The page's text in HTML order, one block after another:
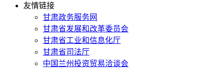
友情链接
甘肃政务服务网
甘肃省发展和改革委员会
甘肃省工业和信息化厅
甘肃省司法厅
中国兰州投资贸易洽谈会